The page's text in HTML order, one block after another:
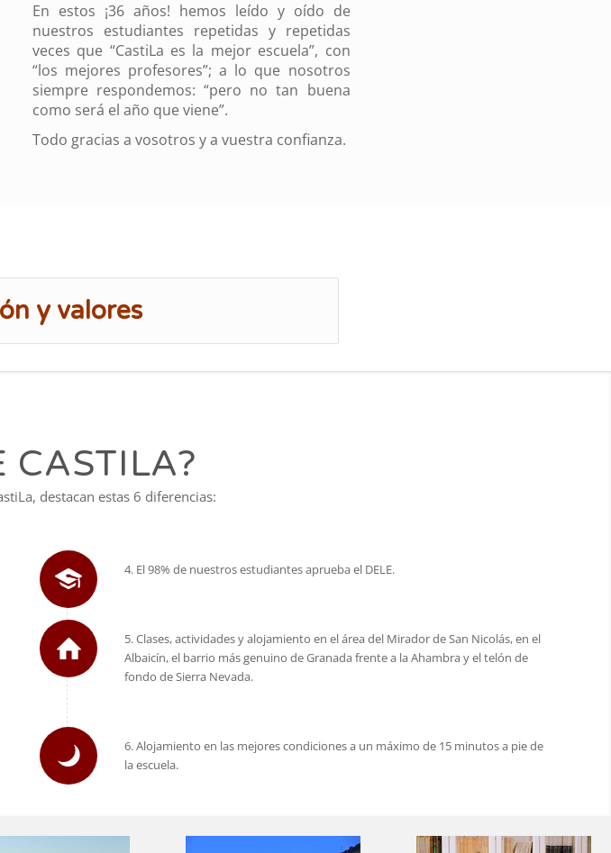
En estos ¡36 años! hemos leído y oído de
nuestros estudiantes repetidas y repetidas
veces que “CastiLa es la mejor escuela”, con
“los mejores profesores”; a lo que nosotros
siempre respondemos: “pero no tan buena
como será el año que viene”.
Todo gracias a vosotros y a vuestra confianza.
y valores
CASTILA?
destacan estas 6 diferencias:
4. El 98% de nuestros estudiantes aprueba el DELE.
5. Clases, actividades y alojamiento en el área del Mirador de San Nicolás, en el
Albaicín, el barrio más genuino de Granada frente a la Ahambra y el telón de
fondo de Sierra Nevada.
6. Alojamiento en las mejores condiciones a un máximo de 15 minutos a pie de
la escuela.